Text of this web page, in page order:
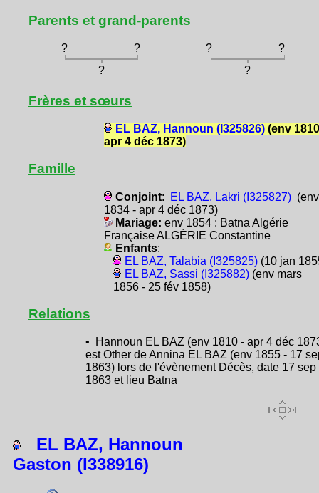
Parents et grand-parents
? ? ?
?
?
?
Frères et sœurs
EL BAZ, Hannoun (I325826)(env
apr 4 déc 1873)
Famille
Conjoint: EL BAZ, Lakri (I325827)(env
1834 - apr 4 déc 1873)
Mariage: env 1854 : Batna Algérie
Française ALGÉRIE Constantine
Enfants:
EL BAZ, Talabia (I325825)(10 jan
EL BAZ, Sassi (I325882)(env mars
1856 - 25 fév 1858)
Relations
• Hannoun EL BAZ (env 1810 - apr 4 déc
est Other de Annina EL BAZ (env 1855 - 17
1863) lors de l'évènement Décès, date 17 sep
1863 et lieu Batna
EL BAZ, Hannoun
Gaston (I338916)